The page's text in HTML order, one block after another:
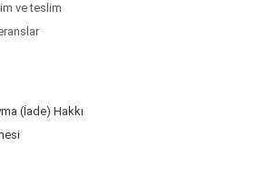
ve teslim
(İade) Hakkı